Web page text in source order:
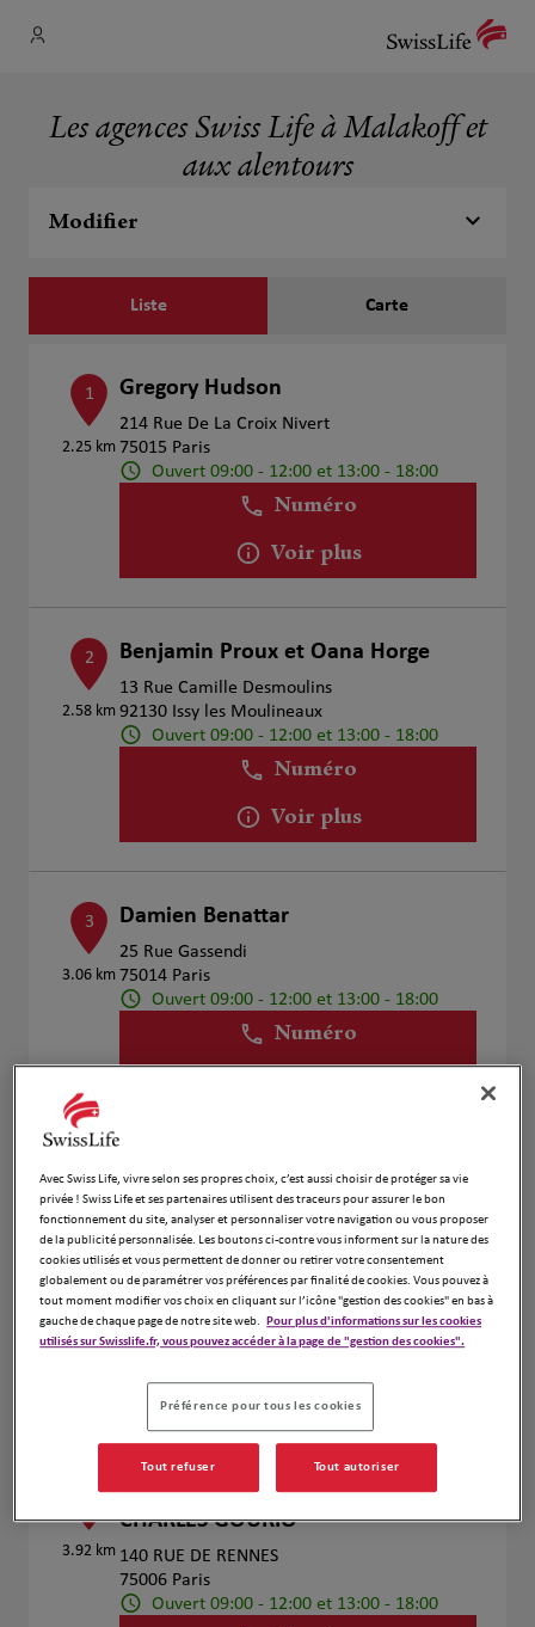
Les agences Swiss Life à Malakoff et
aux alentours
Modifier
Liste Carte
1
2.25 km
Gregory Hudson
214 Rue De La Croix Nivert
75015 Paris
Ouvert 09:00 - 12:00 et 13:00 - 18:00
Numéro
Voir plus
2
2.58 km
Benjamin Proux et Oana Horge
13 Rue Camille Desmoulins
92130 Issy les Moulineaux
Ouvert 09:00 - 12:00 et 13:00 - 18:00
Numéro
Voir plus
3
3.06 km
Damien Benattar
25 Rue Gassendi
75014 Paris
Ouvert 09:00 - 12:00 et 13:00 - 18:00
Numéro
4
3.46 km
Benjamin Proux et Oana Horge
4Bis Rue Antoine Bourdelle
75015 Paris
Ouvert 09:00 - 12:30 et 14:00 - 18:00
Numéro
Voir plus
3.92 km
ACCUEIL ASSURANCES JEAN
CHARLES GOURIO
140 RUE DE RENNES
75006 Paris
Ouvert 09:00 - 12:00 et 13:00 - 18:00
Avec Swiss Life, vivre selon ses propres choix, c’est aussi choisir de protéger sa vie
privée ! Swiss Life et ses partenaires utilisent des traceurs pour assurer le bon
fonctionnement du site, analyser et personnaliser votre navigation ou vous proposer
de la publicité personnalisée. Les boutons ci-contre vous informent sur la nature des
cookies utilisés et vous permettent de donner ou retirer votre consentement
globalement ou de paramétrer vos préférences par finalité de cookies. Vous pouvez à
tout moment modifier vos choix en cliquant sur l’icône "gestion des cookies" en bas à
gauche de chaque page de notre site web. Pour plus d'informations sur les cookies
utilisés sur Swisslife.fr, vous pouvez accéder à la page de "gestion des cookies".
Préférence pour tous les cookies
Tout refuser Tout autoriser